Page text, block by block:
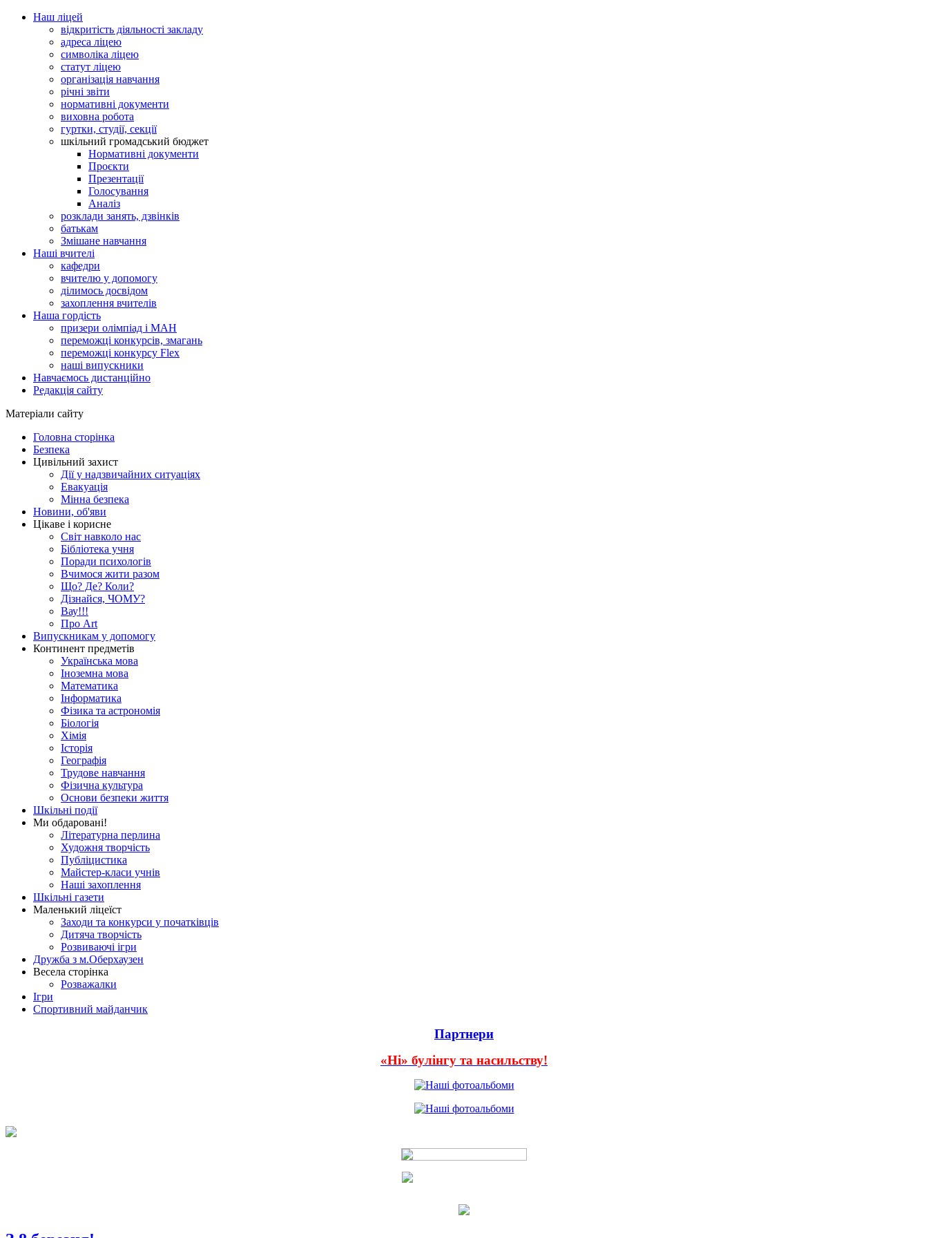
Наш ліцей
відкритість діяльності закладу
адреса ліцею
символіка ліцею
статут ліцею
організація навчання
річні звіти
нормативні документи
виховна робота
гуртки, студії, секції
шкільний громадський бюджет
Нормативні документи
Проєкти
Презентації
Голосування
Аналіз
розклади занять, дзвінків
батькам
Змішане навчання
Наші вчителі
кафедри
вчителю у допомогу
ділимось досвідом
захоплення вчителів
Наша гордість
призери олімпіад і МАН
переможці конкурсів, змагань
переможці конкурсу Flex
наші випускники
Навчаємось дистанційно
Редакція сайту
Матеріали сайту
Головна сторінка
Безпека
Цивільний захист
Дії у надзвичайних ситуаціях
Евакуація
Мінна безпека
Новини, об'яви
Цікаве і корисне
Світ навколо нас
Бібліотека учня
Поради психологів
Вчимося жити разом
Що? Де? Коли?
Дізнайся, ЧОМУ?
Вау!!!
Про Art
Випускникам у допомогу
Континент предметів
Українська мова
Іноземна мова
Математика
Інформатика
Фізика та астрономія
Біологія
Хімія
Історія
Географія
Трудове навчання
Фізична культура
Основи безпеки життя
Шкільні події
Ми обдаровані!
Літературна перлина
Художня творчість
Публіцистика
Майстер-класи учнів
Наші захоплення
Шкільні газети
Маленький ліцеїст
Заходи та конкурси у початківців
Дитяча творчість
Розвиваючі ігри
Дружба з м.Оберхаузен
Весела сторінка
Розважалки
Ігри
Спортивний майданчик
Партнери
«Ні» булінгу та насильству!